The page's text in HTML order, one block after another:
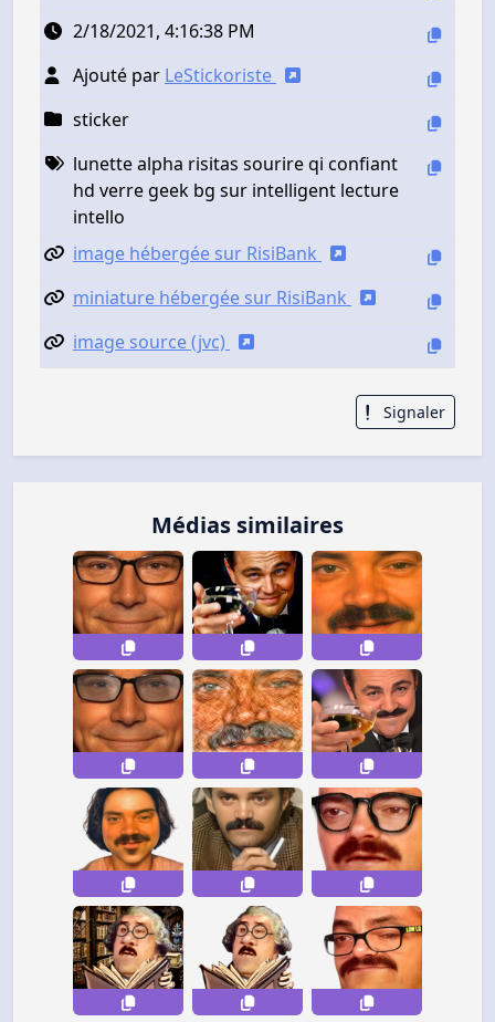
2/18/2021, 4:16:38 PM
Ajouté par LeStickoriste
sticker
lunette alpha risitas sourire qi confiant
hd verre geek bg sur intelligent lecture
intello
image hébergée sur RisiBank
miniature hébergée sur RisiBank
image source (jvc)
Signaler
Médias similaires